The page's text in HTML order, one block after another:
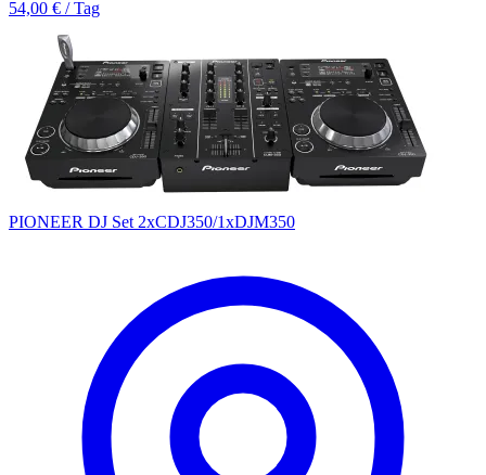
54,00 € / Tag
PIONEER DJ Set 2xCDJ350/1xDJM350